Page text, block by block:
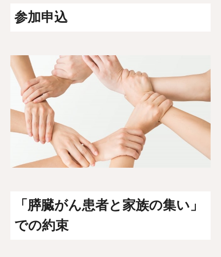
参加申込
「膵臓がん患者と家族の集い」
での約束